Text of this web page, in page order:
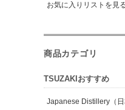
お気に入りリストを見
商品カテゴリ
TSUZAKIおすすめ
Japanese Distillery（日